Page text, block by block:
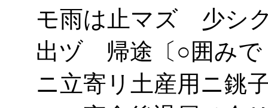
モ雨は止マズ 少シ
出ヅ 帰途〔○囲みで
ニ立寄リ土産用ニ銚